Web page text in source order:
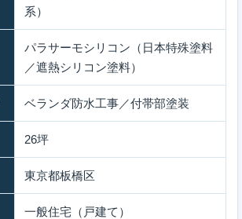
系）
パラサーモシリコン（日本特殊塗料
／遮熱シリコン塗料）
ベランダ防水工事／付帯部塗装
26坪
東京都板橋区
一般住宅（戸建て）